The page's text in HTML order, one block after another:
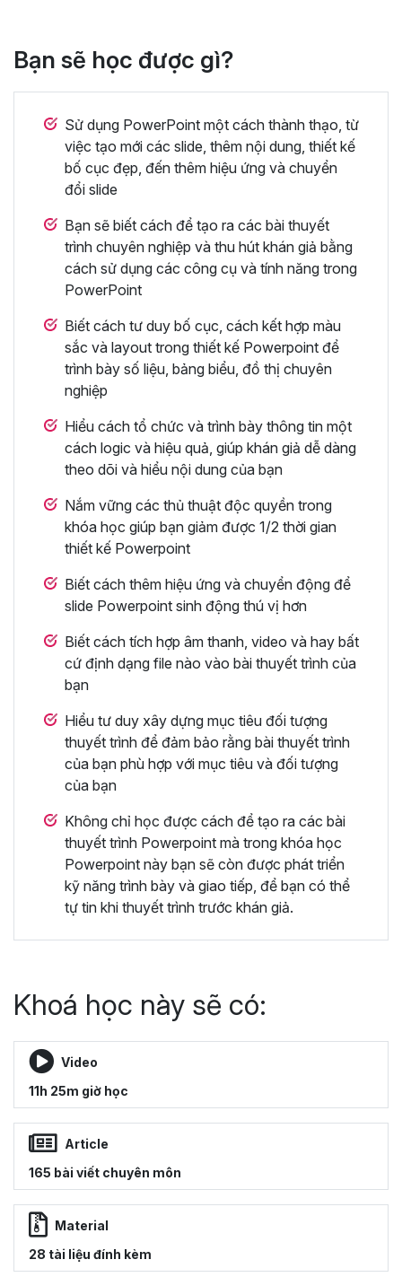
Bạn sẽ học được gì?
Sử dụng PowerPoint một cách thành thạo, từ
việc tạo mới các slide, thêm nội dung, thiết kế
bố cục đẹp, đến thêm hiệu ứng và chuyển
đổi slide
Bạn sẽ biết cách để tạo ra các bài thuyết
trình chuyên nghiệp và thu hút khán giả bằng
cách sử dụng các công cụ và tính năng trong
PowerPoint
Biết cách tư duy bố cục, cách kết hợp màu
sắc và layout trong thiết kế Powerpoint để
trình bày số liệu, bảng biểu, đồ thị chuyên
nghiệp
Hiểu cách tổ chức và trình bày thông tin một
cách logic và hiệu quả, giúp khán giả dễ dàng
theo dõi và hiểu nội dung của bạn
Nắm vững các thủ thuật độc quyền trong
khóa học giúp bạn giảm được 1/2 thời gian
thiết kế Powerpoint
Biết cách thêm hiệu ứng và chuyển động để
slide Powerpoint sinh động thú vị hơn
Biết cách tích hợp âm thanh, video và hay bất
cứ định dạng file nào vào bài thuyết trình của
bạn
Hiểu tư duy xây dựng mục tiêu đối tượng
thuyết trình để đảm bảo rằng bài thuyết trình
của bạn phù hợp với mục tiêu và đối tượng
của bạn
Không chỉ học được cách để tạo ra các bài
thuyết trình Powerpoint mà trong khóa học
Powerpoint này bạn sẽ còn được phát triển
kỹ năng trình bày và giao tiếp, để bạn có thể
tự tin khi thuyết trình trước khán giả.
Khoá học này sẽ có:
Video
11h 25m giờ học
Article
165 bài viết chuyên môn
Material
28 tài liệu đính kèm